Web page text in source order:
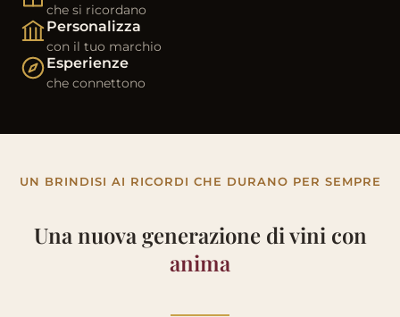
che si ricordano
Personalizza
con il tuo marchio
Esperienze
che connettono
UN BRINDISI AI RICORDI CHE DURANO PER SEMPRE
Una nuova generazione di vini con
anima